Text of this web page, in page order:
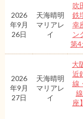
2026
年9月
26日
天海晴明
マリアレ
イ
吹
鉄
幸
ン
第4
2026
年9月
27日
天海晴明
マリアレ
イ
大
近
線
座